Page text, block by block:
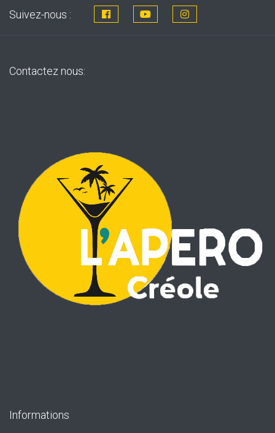
Suivez-nous :
Contactez nous:
Informations